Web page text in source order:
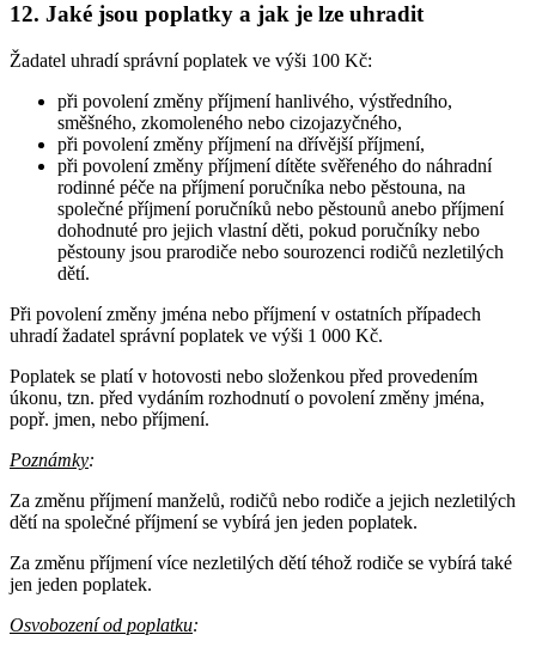
12. Jaké jsou poplatky a jak je lze uhradit
Žadatel uhradí správní poplatek ve výši 100 Kč:
při povolení změny příjmení hanlivého, výstředního,
směšného, zkomoleného nebo cizojazyčného,
při povolení změny příjmení na dřívější příjmení,
při povolení změny příjmení dítěte svěřeného do náhradní
rodinné péče na příjmení poručníka nebo pěstouna, na
společné příjmení poručníků nebo pěstounů anebo příjmení
dohodnuté pro jejich vlastní děti, pokud poručníky nebo
pěstouny jsou prarodiče nebo sourozenci rodičů nezletilých
dětí.
Při povolení změny jména nebo příjmení v ostatních případech
uhradí žadatel správní poplatek ve výši 1 000 Kč.
Poplatek se platí v hotovosti nebo složenkou před provedením
úkonu, tzn. před vydáním rozhodnutí o povolení změny jména,
popř. jmen, nebo příjmení.
Poznámky:
Za změnu příjmení manželů, rodičů nebo rodiče a jejich nezletilých
dětí na společné příjmení se vybírá jen jeden poplatek.
Za změnu příjmení více nezletilých dětí téhož rodiče se vybírá také
jen jeden poplatek.
Osvobození od poplatku: